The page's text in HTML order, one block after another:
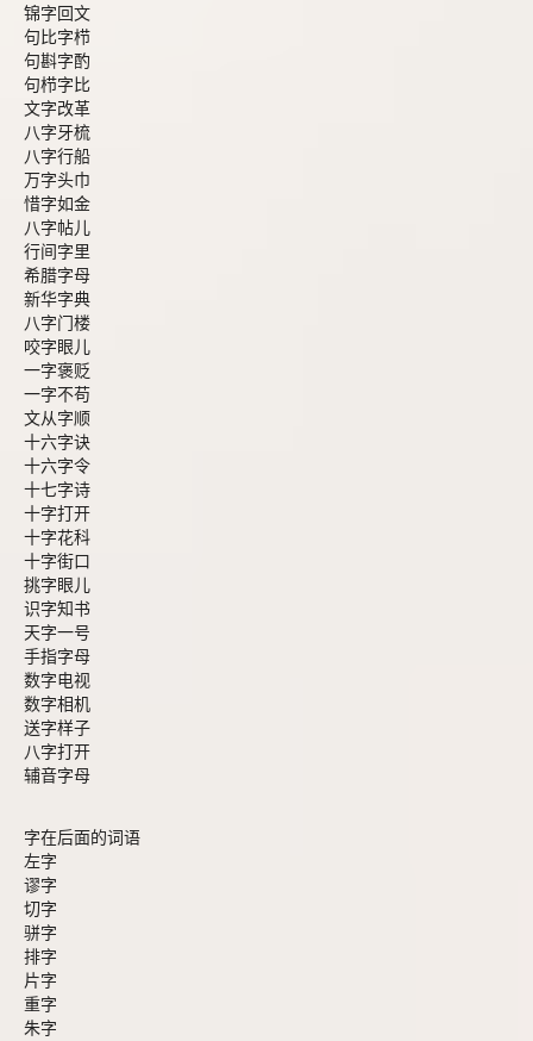
锦字回文
句比字栉
句斟字酌
句栉字比
文字改革
八字牙梳
八字行船
万字头巾
惜字如金
八字帖儿
行间字里
希腊字母
新华字典
八字门楼
咬字眼儿
一字褒贬
一字不苟
文从字顺
十六字诀
十六字令
十七字诗
十字打开
十字花科
十字街口
挑字眼儿
识字知书
天字一号
手指字母
数字电视
数字相机
送字样子
八字打开
辅音字母
字在后面的词语
左字
谬字
切字
骈字
排字
片字
重字
朱字